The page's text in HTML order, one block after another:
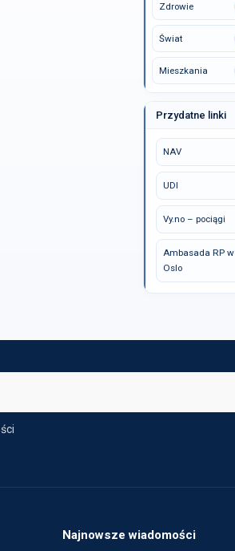
Zdrowie
Świat
Mieszkania
Przydatne linki
NAV
UDI
Vy.no – pociągi
Ambasada RP w
Oslo
Najnowsze wiadomości